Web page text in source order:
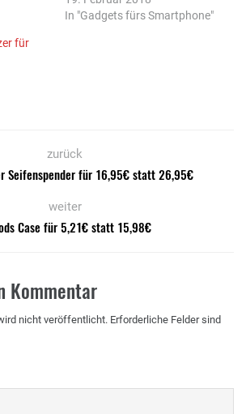
In "Gadgets fürs Smartphone"
für
zurück
Seifenspender für 16,95€ statt 26,95€
weiter
Case für 5,21€ statt 15,98€
Kommentar
nicht veröffentlicht. Erforderliche Felder sind